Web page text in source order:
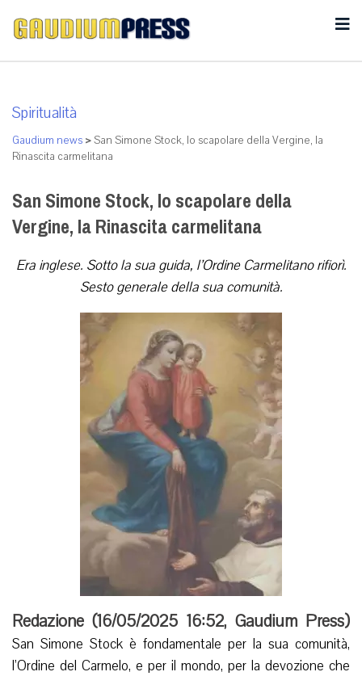
Spiritualità
Gaudium news >San Simone Stock, lo scapolare della Vergine, la
Rinascita carmelitana
San Simone Stock, lo scapolare della
Vergine, la Rinascita carmelitana
Era inglese. Sotto la sua guida, l’Ordine Carmelitano rifiorì.
Sesto generale della sua comunità.
Redazione (16/05/2025 16:52, Gaudium Press)
San Simone Stock è fondamentale per la sua comunità,
l’Ordine del Carmelo, e per il mondo, per la devozione che